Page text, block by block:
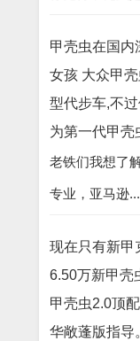
甲壳虫在国内
女孩 大众甲
型代步车,不
为第一代甲壳
老铁们我想了
专业，亚马逊...
现在只有新甲
6.50万新甲壳
甲壳虫2.0顶
华敞蓬版指导